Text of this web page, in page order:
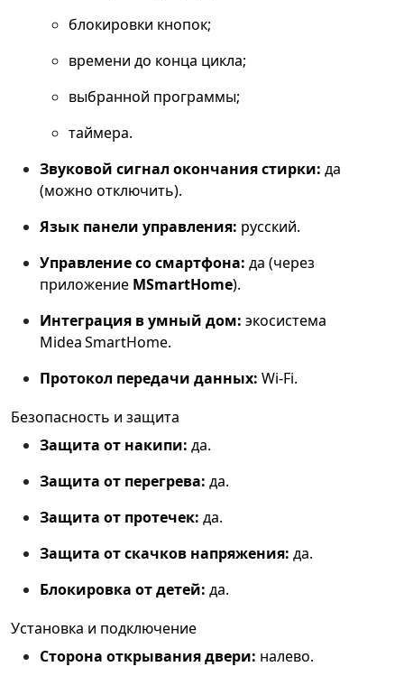
блокировки кнопок;
времени до конца цикла;
выбранной программы;
таймера.
Звуковой сигнал окончания стирки: да
(можно отключить).
Язык панели управления: русский.
Управление со смартфона: да (через
приложение MSmartHome).
Интеграция в умный дом: экосистема
Midea SmartHome.
Протокол передачи данных: Wi‑Fi.
Безопасность и защита
Защита от накипи: да.
Защита от перегрева: да.
Защита от протечек: да.
Защита от скачков напряжения: да.
Блокировка от детей: да.
Установка и подключение
Сторона открывания двери: налево.